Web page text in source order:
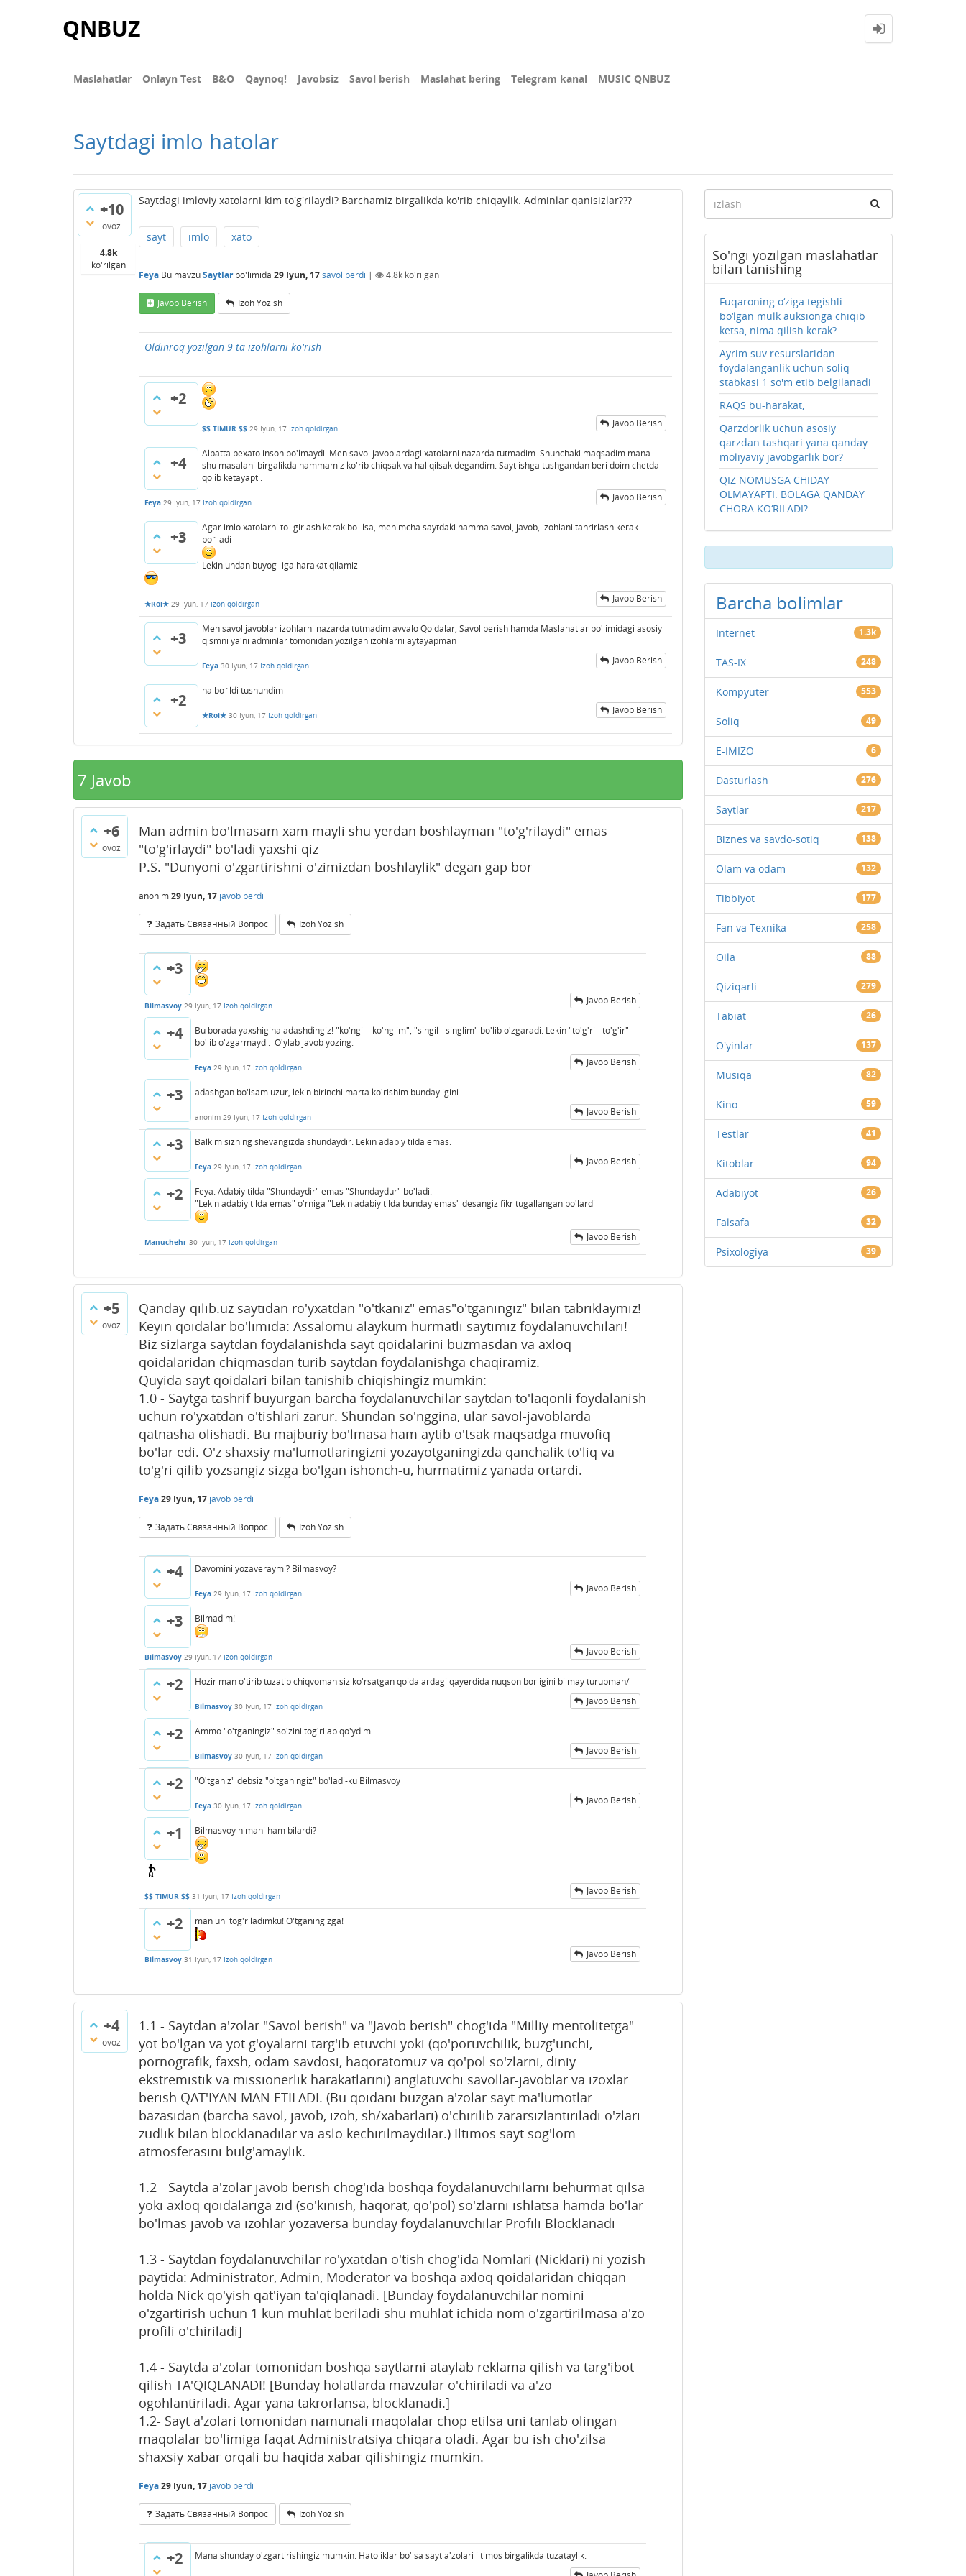
QNBUZ
Maslahatlar Onlayn Test В&О Qaynoq! Javobsiz Savol berish Maslahat bering Telegram kanal MUSIC QNBUZ
Saytdagi imlo hatolar
+10
ovoz
4.8k
ko'rilgan
Saytdagi imloviy xatolarni kim to'g'rilaydi? Barchamiz birgalikda ko'rib chiqaylik. Adminlar qanisizlar???
sayt imlo xato
Feya Bu mavzuSaytlarbo'limida 29 Iyun, 17savol berdi | 4.8k ko'rilgan
Javob Berish Izoh Yozish
Oldinroq yozilgan 9 ta izohlarni ko'rish
+2
$$ TIMUR $$ 29 Iyun, 17 Izoh qoldirgan Javob Berish
+4
Albatta bexato inson bo'lmaydi. Men savol javoblardagi xatolarni nazarda tutmadim. Shunchaki maqsadim mana
shu masalani birgalikda hammamiz ko'rib chiqsak va hal qilsak degandim. Sayt ishga tushgandan beri doim chetda
qolib ketayapti.
Feya 29 Iyun, 17 Izoh qoldirgan Javob Berish
+3
Agar imlo xatolarni to`girlash kerak bo`lsa, menimcha saytdaki hamma savol, javob, izohlani tahrirlash kerak
bo`ladi
Lekin undan buyog`iga harakat qilamiz
★Roi★ 29 Iyun, 17 Izoh qoldirgan Javob Berish
+3
Men savol javoblar izohlarni nazarda tutmadim avvalo Qoidalar, Savol berish hamda Maslahatlar bo'limidagi asosiy
qismni ya'ni adminlar tomonidan yozilgan izohlarni aytayapman
Feya 30 Iyun, 17 Izoh qoldirgan Javob Berish
+2
ha bo`ldi tushundim
★Roi★ 30 Iyun, 17 Izoh qoldirgan Javob Berish
7 Javob
+6
ovoz
Man admin bo'lmasam xam mayli shu yerdan boshlayman "to'g'rilaydi" emas
"to'g'irlaydi" bo'ladi yaxshi qiz
P.S. "Dunyoni o'zgartirishni o'zimizdan boshlaylik" degan gap bor
anonim29 Iyun, 17 javob berdi
Задать Связанный Вопрос Izoh Yozish
+3
Bilmasvoy 29 Iyun, 17 Izoh qoldirgan Javob Berish
+4
Bu borada yaxshigina adashdingiz! "ko'ngil - ko'nglim", "singil - singlim" bo'lib o'zgaradi. Lekin "to'g'ri - to'g'ir"
bo'lib o'zgarmaydi. O'ylab javob yozing.
Feya 29 Iyun, 17 Izoh qoldirgan Javob Berish
+3 adashgan bo'lsam uzur, lekin birinchi marta ko'rishim bundayligini.
anonim 29 Iyun, 17 Izoh qoldirgan Javob Berish
+3 Balkim sizning shevangizda shundaydir. Lekin adabiy tilda emas.
Feya 29 Iyun, 17 Izoh qoldirgan Javob Berish
+2
Feya. Adabiy tilda "Shundaydir" emas "Shundaydur" bo'ladi.
"Lekin adabiy tilda emas" o'rniga "Lekin adabiy tilda bunday emas" desangiz fikr tugallangan bo'lardi
Manuchehr 30 Iyun, 17 Izoh qoldirgan Javob Berish
+5
ovoz
Qanday-qilib.uz saytidan ro'yxatdan "o'tkaniz" emas"o'tganingiz" bilan tabriklaymiz!
Keyin qoidalar bo'limida: Assalomu alaykum hurmatli saytimiz foydalanuvchilari!
Biz sizlarga saytdan foydalanishda sayt qoidalarini buzmasdan va axloq
qoidalaridan chiqmasdan turib saytdan foydalanishga chaqiramiz.
Quyida sayt qoidalari bilan tanishib chiqishingiz mumkin:
1.0 - Saytga tashrif buyurgan barcha foydalanuvchilar saytdan to'laqonli foydalanish
uchun ro'yxatdan o'tishlari zarur. Shundan so'nggina, ular savol-javoblarda
qatnasha olishadi. Bu majburiy bo'lmasa ham aytib o'tsak maqsadga muvofiq
bo'lar edi. O'z shaxsiy ma'lumotlaringizni yozayotganingizda qanchalik to'liq va
to'g'ri qilib yozsangiz sizga bo'lgan ishonch-u, hurmatimiz yanada ortardi.
Feya29 Iyun, 17 javob berdi
Задать Связанный Вопрос Izoh Yozish
+4 Davomini yozaveraymi? Bilmasvoy?
Feya 29 Iyun, 17 Izoh qoldirgan Javob Berish
+3 Bilmadim!
Bilmasvoy 29 Iyun, 17 Izoh qoldirgan Javob Berish
+2 Hozir man o'tirib tuzatib chiqvoman siz ko'rsatgan qoidalardagi qayerdida nuqson borligini bilmay turubman/
Bilmasvoy 30 Iyun, 17 Izoh qoldirgan Javob Berish
+2 Ammo "o'tganingiz" so'zini tog'rilab qo'ydim.
Bilmasvoy 30 Iyun, 17 Izoh qoldirgan Javob Berish
+2 "O'tganiz" debsiz "o'tganingiz" bo'ladi-ku Bilmasvoy
Feya 30 Iyun, 17 Izoh qoldirgan Javob Berish
+1 Bilmasvoy nimani ham bilardi?
$$ TIMUR $$ 31 Iyun, 17 Izoh qoldirgan Javob Berish
+2 man uni tog'riladimku! O'tganingizga!
Bilmasvoy 31 Iyun, 17 Izoh qoldirgan Javob Berish
+4
ovoz
1.1 - Saytdan a'zolar "Savol berish" va "Javob berish" chog'ida "Milliy mentolitetga"
yot bo'lgan va yot g'oyalarni targ'ib etuvchi yoki (qo'poruvchilik, buzg'unchi,
pornografik, faxsh, odam savdosi, haqoratomuz va qo'pol so'zlarni, diniy
ekstremistik va missionerlik harakatlarini) anglatuvchi savollar-javoblar va izoxlar
berish QAT'IYAN MAN ETILADI. (Bu qoidani buzgan a'zolar sayt ma'lumotlar
bazasidan (barcha savol, javob, izoh, sh/xabarlari) o'chirilib zararsizlantiriladi o'zlari
zudlik bilan blocklanadilar va aslo kechirilmaydilar.) Iltimos sayt sog'lom
atmosferasini bulg'amaylik.
1.2 - Saytda a'zolar javob berish chog'ida boshqa foydalanuvchilarni behurmat qilsa
yoki axloq qoidalariga zid (so'kinish, haqorat, qo'pol) so'zlarni ishlatsa hamda bo'lar
bo'lmas javob va izohlar yozaversa bunday foydalanuvchilar Profili Blocklanadi
1.3 - Saytdan foydalanuvchilar ro'yxatdan o'tish chog'ida Nomlari (Nicklari) ni yozish
paytida: Administrator, Admin, Moderator va boshqa axloq qoidalaridan chiqqan
holda Nick qo'yish qat'iyan ta'qiqlanadi. [Bunday foydalanuvchilar nomini
o'zgartirish uchun 1 kun muhlat beriladi shu muhlat ichida nom o'zgartirilmasa a'zo
profili o'chiriladi]
1.4 - Saytda a'zolar tomonidan boshqa saytlarni ataylab reklama qilish va targ'ibot
qilish TA'QIQLANADI! [Bunday holatlarda mavzular o'chiriladi va a'zo
ogohlantiriladi. Agar yana takrorlansa, blocklanadi.]
1.2- Sayt a'zolari tomonidan namunali maqolalar chop etilsa uni tanlab olingan
maqolalar bo'limiga faqat Administratsiya chiqara oladi. Agar bu ish cho'zilsa
shaxsiy xabar orqali bu haqida xabar qilishingiz mumkin.
Feya29 Iyun, 17 javob berdi
Задать Связанный Вопрос Izoh Yozish
+2 Mana shunday o'zgartirishingiz mumkin. Hatoliklar bo'lsa sayt a'zolari iltimos birgalikda tuzataylik.
So'ngi yozilgan maslahatlar
bilan tanishing
Fuqaroning o‘ziga tegishli
bo‘lgan mulk auksionga chiqib
ketsa, nima qilish kerak?
Ayrim suv resurslaridan
foydalanganlik uchun soliq
stabkasi 1 so'm etib belgilanadi
RAQS bu-harakat,
Qarzdorlik uchun asosiy
qarzdan tashqari yana qanday
moliyaviy javobgarlik bor?
QIZ NOMUSGA CHIDAY
OLMAYAPTI. BOLAGA QANDAY
CHORA KO‘RILADI?
Barcha bolimlar
Internet 1.3k
TAS-IX 248
Kompyuter 553
Soliq 49
E-IMIZO 6
Dasturlash 276
Saytlar 217
Biznes va savdo-sotiq 138
Olam va odam 132
Tibbiyot 177
Fan va Texnika 258
Oila 88
Qiziqarli 279
Tabiat 26
O'yinlar 137
Musiqa 82
Kino 59
Testlar 41
Kitoblar 94
Adabiyot 26
Falsafa 32
Psixologiya 39